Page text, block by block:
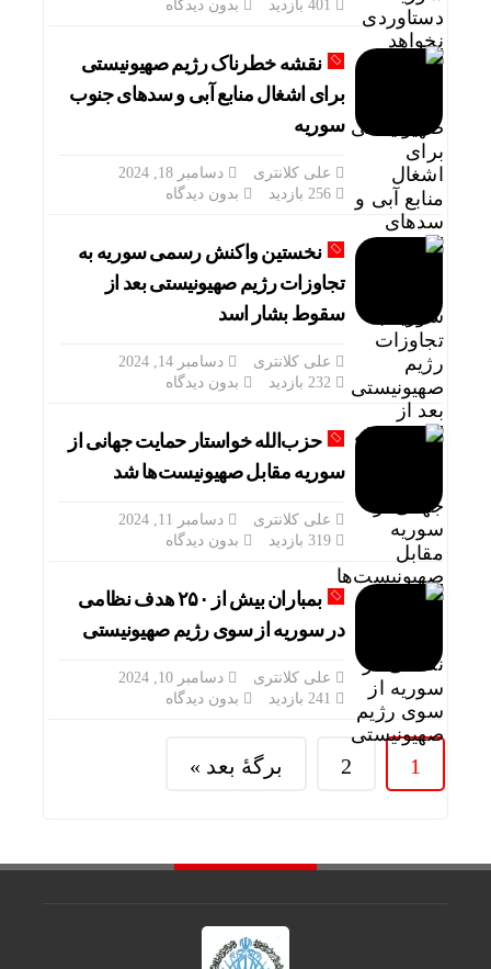
بدون دیدگاه
نقشه خطرناک رژیم صهیونیستی
برای اشغال منابع آبی و سدهای جنوب
سوریه
علی کلانتری
دسامبر 18, 2024
بدون دیدگاه
نخستین واکنش رسمی سوریه به
تجاوزات رژیم صهیونیستی بعد از
سقوط بشار اسد
علی کلانتری
دسامبر 14, 2024
بدون دیدگاه
حزب‌الله خواستار حمایت جهانی از
سوریه مقابل صهیونیست‌ها شد
علی کلانتری
دسامبر 11, 2024
بدون دیدگاه
بمباران بیش از ۲۵۰ هدف نظامی
در سوریه از سوی رژیم صهیونیستی
علی کلانتری
دسامبر 10, 2024
بدون دیدگاه
1
2 برگهٔ بعد »